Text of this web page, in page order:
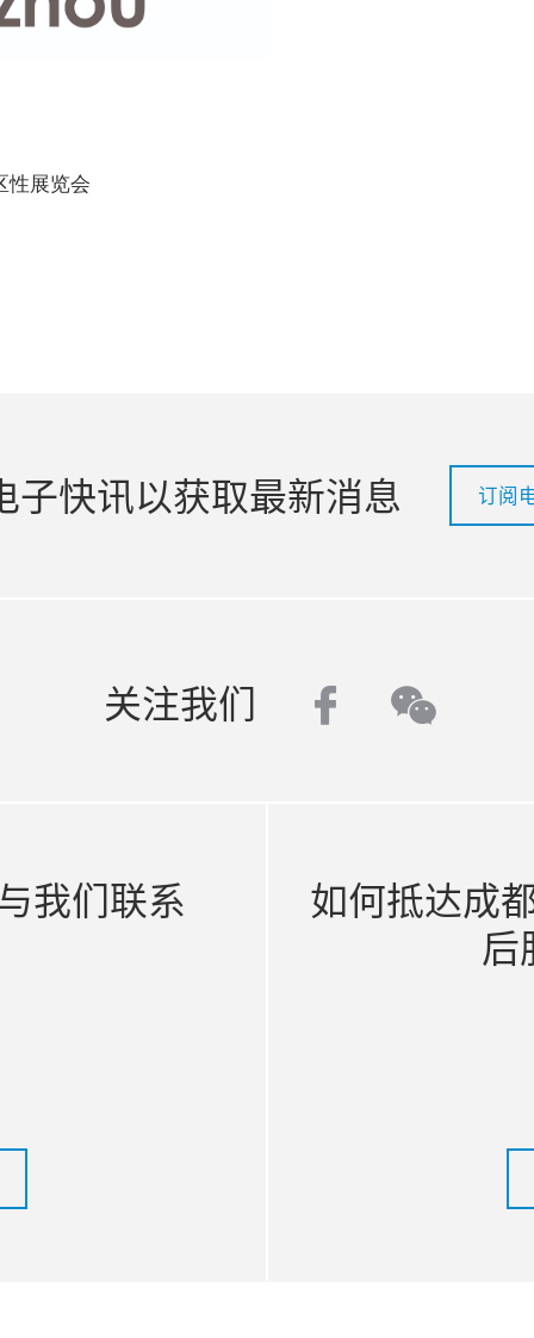
性展览会
子快讯以获取最新消息 订阅
关注我们 facebook
wechat
我们联系
如何抵达成
后